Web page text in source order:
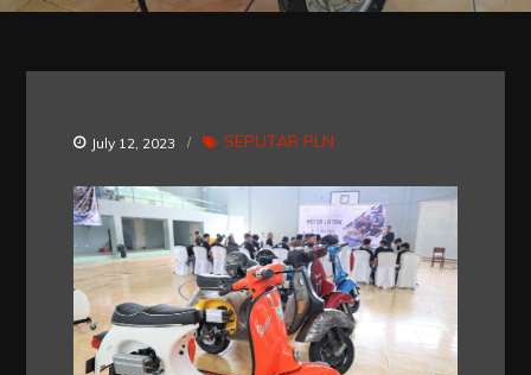
July 12, 2023 SEPUTAR PLN